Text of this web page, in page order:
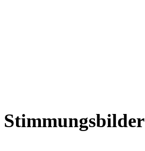
Stimmungsbilder